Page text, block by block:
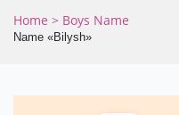
Home > Boys Name
Name «Bilysh»